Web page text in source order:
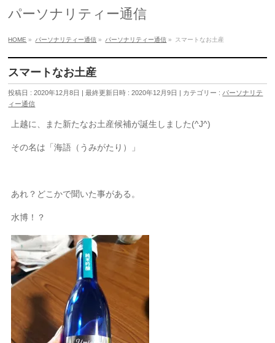
パーソナリティー通信
HOME » パーソナリティー通信 » パーソナリティー通信 » スマートなお土産
スマートなお土産
投稿日 : 2020年12月8日 最終更新日時 : 2020年12月9日 カテゴリー : パーソナリテ
ィー通信
上越に、また新たなお土産候補が誕生しました(^J^)
その名は「海語（うみがたり）」
あれ？どこかで聞いた事がある。
水博！？